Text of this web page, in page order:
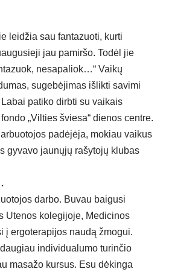
leidžia sau fantazuoti, kurti
jau pamiršo. Todėl jie
nesapaliok…“ Vaikų
sugebėjimas išlikti savimi
patiko dirbti su vaikais
„Vilties šviesa“ dienos centre.
padėjėja, mokiau vaikus
gyvavo jaunųjų rašytojų klubas
darbo. Buvau baigusi
Utenos kolegijoje, Medicinos
į ergoterapijos naudą žmogui.
individualumo turinčio
masažo kursus. Esu dėkinga